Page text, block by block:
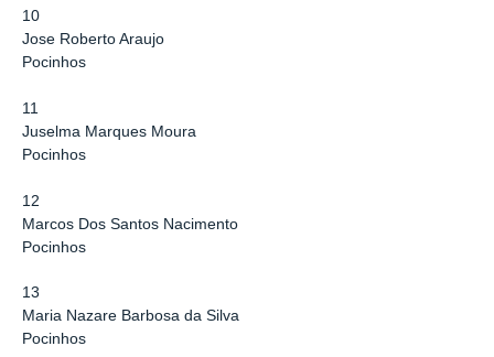
10
Jose Roberto Araujo
Pocinhos
11
Juselma Marques Moura
Pocinhos
12
Marcos Dos Santos Nacimento
Pocinhos
13
Maria Nazare Barbosa da Silva
Pocinhos